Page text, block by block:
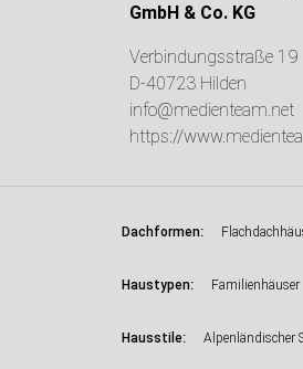
GmbH & Co. KG
Verbindungsstraße 19
D-40723 Hilden
info@medienteam.net
https://
Dachformen:
Haustypen: Familienhäuser
Hausstile: Alpenländischer